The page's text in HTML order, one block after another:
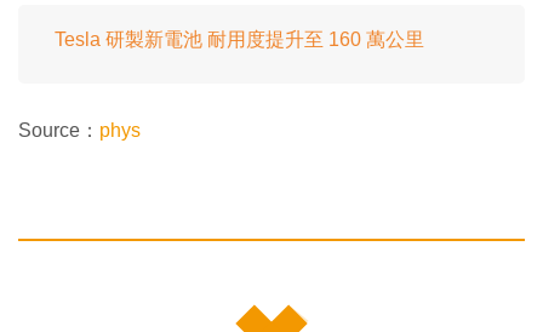
Tesla 研製新電池 耐用度提升至 160 萬公里
Source： phys